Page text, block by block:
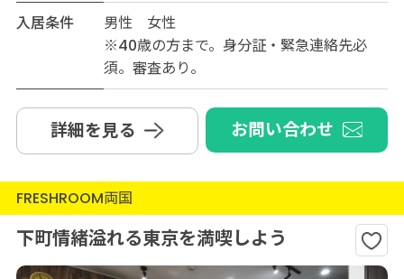
入居条件
男性 女性
※40歳の方まで。身分証・緊急連絡先必
須。審査あり。
詳細を見る お問い合わせ
FRESHROOM両国
下町情緒溢れる東京を満喫しよう